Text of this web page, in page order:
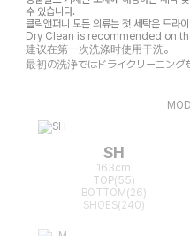
수 있습니다.
클릭앤퍼니 모든 의류는 첫 세탁은 드라
Dry Clean is recommended on
建议在第一次洗涤时使用干洗。
最初の洗浄ではドライクリーニング
SH
163cm
TOP(55)
BOTTOM(26)
SHOES(240)